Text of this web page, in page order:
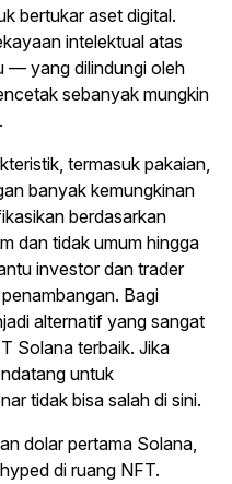
bertukar aset digital.
intelektual atas
— yang dilindungi oleh
sebanyak mungkin
termasuk pakaian,
banyak kemungkinan
berdasarkan
dan tidak umum hingga
investor dan trader
Bagi
alternatif yang sangat
Solana terbaik. Jika
untuk
tidak bisa salah di sini.
dolar pertama Solana,
di ruang NFT.